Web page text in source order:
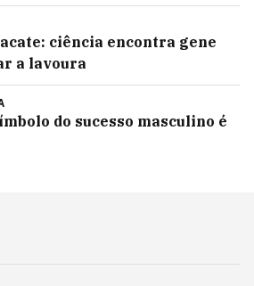
ciência encontra gene
a lavoura
do sucesso masculino é